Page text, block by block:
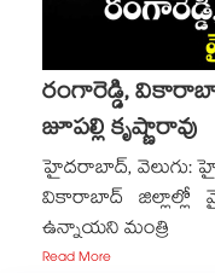
రంగారెడ్డి,
జూపల్లి కృష్ణారావు
హైదరాబాద్, వెలుగు:
వికారాబాద్ జిల్లాల్లో
ఉన్నాయని మంత్రి
Read More